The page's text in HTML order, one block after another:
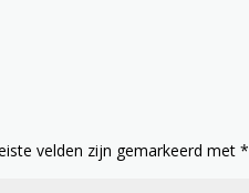
velden zijn gemarkeerd met*